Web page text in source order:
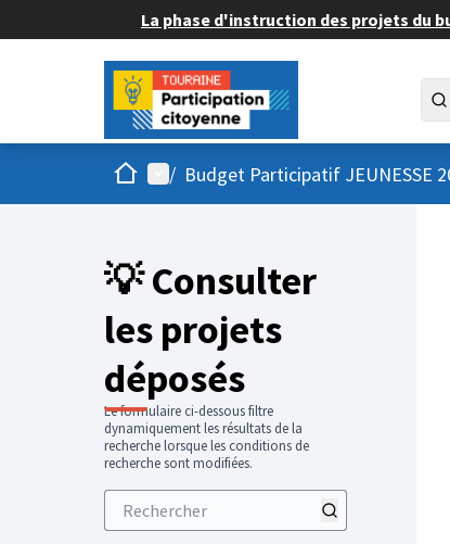
La phase d'instruction des projets du
AccueilMenu principal
/ Budget Participatif JEUNESSE
💡 Consulter
les projets
déposés
Le formulaire ci-dessous filtre
dynamiquement les résultats de la
recherche lorsque les conditions de
recherche sont modifiées.